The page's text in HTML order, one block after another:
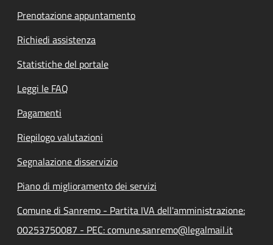
Prenotazione appuntamento
Richiedi assistenza
Statistiche del portale
Leggi le FAQ
Pagamenti
Riepilogo valutazioni
Segnalazione disservizio
Piano di miglioramento dei servizi
Comune di Sanremo - Partita IVA dell'amministrazione:
00253750087 - PEC: comune.sanremo@legalmail.it